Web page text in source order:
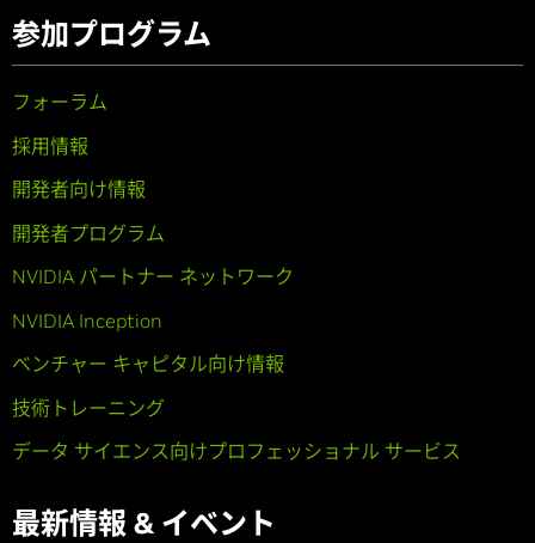
参加プログラム
フォーラム
採用情報
開発者向け情報
開発者プログラム
NVIDIA パートナー ネットワーク
NVIDIA Inception
ベンチャー キャピタル向け情報
技術トレーニング
データ サイエンス向けプロフェッショナル サービス
最新情報 & イベント